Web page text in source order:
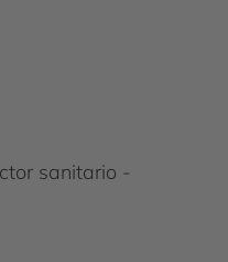
sanitario -